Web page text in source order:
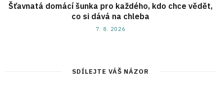
Šťavnatá domácí šunka pro každého, kdo chce vědět,
co si dává na chleba
7. 8. 2026
SDÍLEJTE VÁŠ NÁZOR